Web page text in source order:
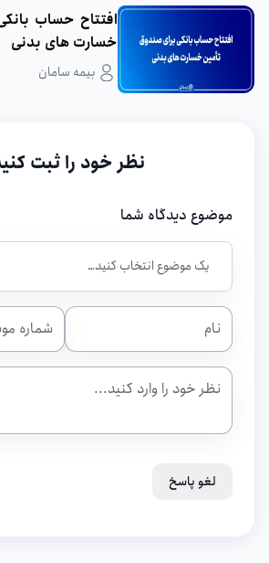
افتتاح حساب
خسارت های بدنی
بیمه سامان
نظر خود را ثبت
موضوع دیدگاه شما
لغو پاسخ